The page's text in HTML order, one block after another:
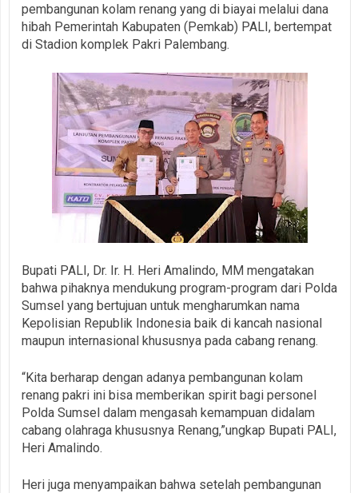
pembangunan kolam renang yang di biayai melalui dana
hibah Pemerintah Kabupaten (Pemkab) PALI, bertempat
di Stadion komplek Pakri Palembang.
Bupati PALI, Dr. Ir. H. Heri Amalindo, MM mengatakan
bahwa pihaknya mendukung program-program dari Polda
Sumsel yang bertujuan untuk mengharumkan nama
Kepolisian Republik Indonesia baik di kancah nasional
maupun internasional khususnya pada cabang renang.
“Kita berharap dengan adanya pembangunan kolam
renang pakri ini bisa memberikan spirit bagi personel
Polda Sumsel dalam mengasah kemampuan didalam
cabang olahraga khususnya Renang,”ungkap Bupati PALI,
Heri Amalindo.
Heri juga menyampaikan bahwa setelah pembangunan